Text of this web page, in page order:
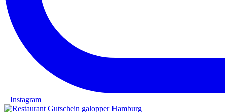
Instagram